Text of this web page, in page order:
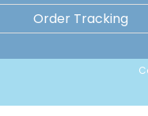
Order Tracking